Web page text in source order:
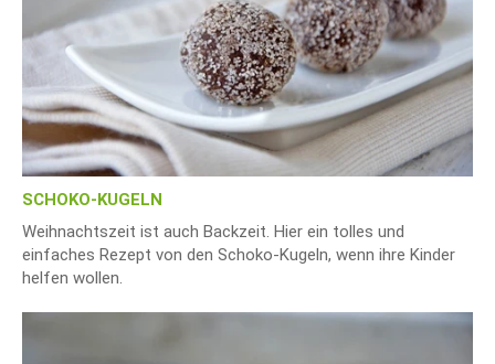
SCHOKO-KUGELN
Weihnachtszeit ist auch Backzeit. Hier ein tolles und
einfaches Rezept von den Schoko-Kugeln, wenn ihre Kinder
helfen wollen.